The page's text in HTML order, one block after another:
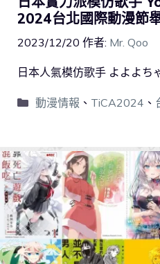
2024台北國際動漫節
2023/12/20 作者: Mr. Qoo
日本人氣模仿歌手 よよよち
動漫情報 、 TiCA2024 、